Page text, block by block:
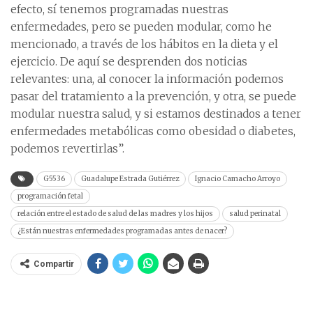
efecto, sí tenemos programadas nuestras
enfermedades, pero se pueden modular, como he
mencionado, a través de los hábitos en la dieta y el
ejercicio. De aquí se desprenden dos noticias
relevantes: una, al conocer la información podemos
pasar del tratamiento a la prevención, y otra, se puede
modular nuestra salud, y si estamos destinados a tener
enfermedades metabólicas como obesidad o diabetes,
podemos revertirlas”.
G5536 Guadalupe Estrada Gutiérrez
Ignacio Camacho Arroyo
programación fetal
relación entre el estado de salud de las madres y los hijos
salud perinatal
¿Están nuestras enfermedades programadas antes de nacer?
Compartir